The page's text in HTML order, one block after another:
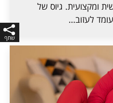
ומקצועית. גיוס של
לעזוב…